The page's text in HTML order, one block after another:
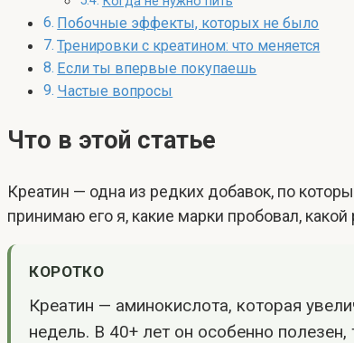
Побочные эффекты, которых не было
Тренировки с креатином: что меняется
Если ты впервые покупаешь
Частые вопросы
Что в этой статье
Креатин — одна из редких добавок, по
принимаю его я, какие марки пробовал,
КОРОТКО
Креатин — аминокислота, которая
недель. В 40+ лет он особенно